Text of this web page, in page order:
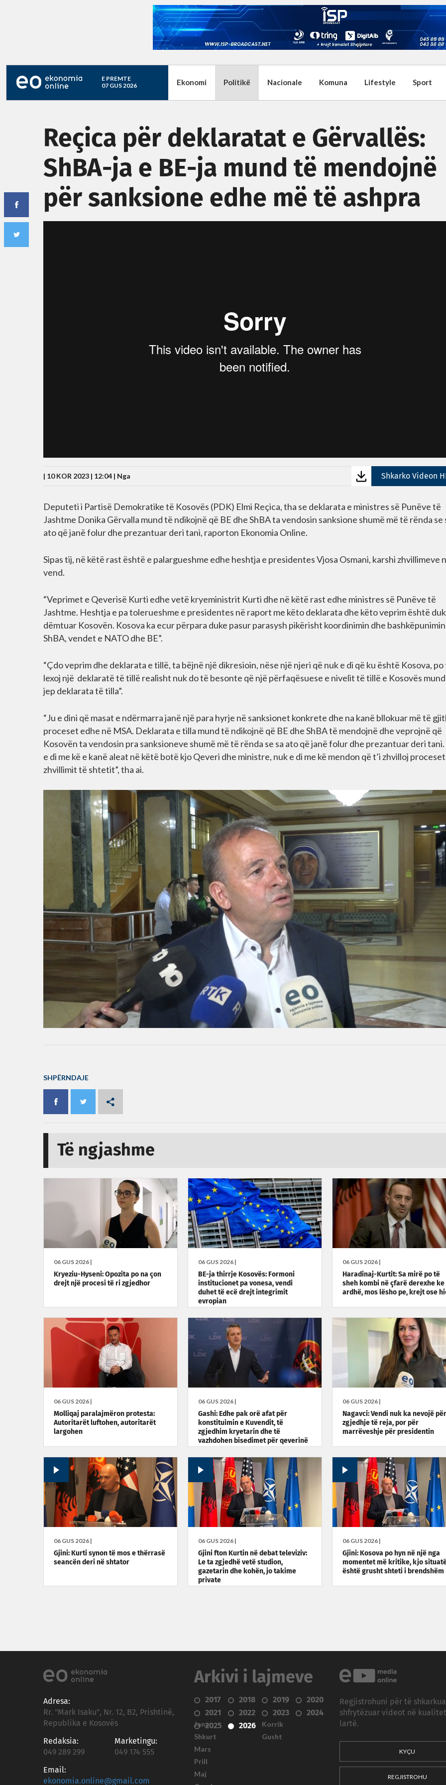
E PREMTE
07 GUS 2026
Ekonomi Politikë Nacionale Komuna Lifestyle Sport
Reçica për deklaratat e Gërvallës:
ShBA-ja e BE-ja mund të mendojnë
për sanksione edhe më të ashpra
| 10 KOR 2023 | 12:04 | Nga Shkarko Videon
Deputeti i Partisë Demokratike të Kosovës (PDK) Elmi Reçica, tha se deklarata e ministres së Punëve të
Jashtme Donika Gërvalla mund të ndikojnë që BE dhe ShBA ta vendosin sanksione shumë më të rënda se
ato që janë folur dhe prezantuar deri tani, raporton Ekonomia Online.
Sipas tij, në këtë rast është e palargueshme edhe heshtja e presidentes Vjosa Osmani, karshi zhvillimeve
vend.
“Veprimet e Qeverisë Kurti edhe vetë kryeministrit Kurti dhe në këtë rast edhe ministres së Punëve të
Jashtme. Heshtja e pa tolerueshme e presidentes në raport me këto deklarata dhe këto veprim është
dëmtuar Kosovën. Kosova ka ecur përpara duke pasur parasysh pikërisht koordinimin dhe
ShBA, vendet e NATO dhe BE”.
“Çdo veprim dhe deklarata e tillë, ta bëjnë një dikresioin, nëse një njeri që nuk e di që ku është Kosova, po
lexoj një deklaratë të tillë realisht nuk do të besonte që një përfaqësuese e nivelit të tillë e Kosovës
jep deklarata të tilla”.
“Ju e dini që masat e ndërmarra janë një para hyrje në sanksionet konkrete dhe na kanë bllokuar më të
proceset edhe në MSA. Deklarata e tilla mund të ndikojnë që BE dhe ShBA të mendojnë dhe veprojnë që
Kosovën ta vendosin pra sanksioneve shumë më të rënda se sa ato që janë folur dhe prezantuar deri
e di me kë e kanë aleat në këtë botë kjo Qeveri dhe ministre, nuk e di me kë mendon që t’i zhvilloj
zhvillimit të shtetit”, tha ai.
SHPËRNDAJE
Të ngjashme
06 GUS 2026 |
Kryeziu-Hyseni: Opozita po na çon
drejt një procesi të ri zgjedhor
06 GUS 2026 |
BE-ja thirrje Kosovës: Formoni
institucionet pa vonesa, vendi
duhet të ecë drejt integrimit
evropian
06 GUS 2026 |
Haradinaj-Kurtit: Sa mirë po të
sheh kombi në çfarë derexhe ke
ardhë, mos lësho pe, krejt ose
06 GUS 2026 |
Molliqaj paralajmëron protesta:
Autoritarët luftohen, autoritarët
largohen
06 GUS 2026 |
Gashi: Edhe pak orë afat për
konstituimin e Kuvendit, të
zgjedhim kryetarin dhe të
vazhdohen bisedimet për qeverinë
06 GUS 2026 |
Nagavci: Vendi nuk ka nevojë për
zgjedhje të reja, por për
marrëveshje për presidentin
06 GUS 2026 |
Gjini: Kurti synon të mos e thërrasë
seancën deri në shtator
06 GUS 2026 |
Gjini fton Kurtin në debat televiziv:
Le ta zgjedhë vetë studion,
gazetarin dhe kohën, jo takime
private
06 GUS 2026 |
Gjini: Kosova po hyn në një nga
momentet më kritike, kjo
është grusht shteti i brendshëm
Adresa:
Rr. "Mark Isaku", Nr. 12, B2, Prishtinë,
Republika e Kosovës
Redaksia:
049 289 299
Marketingu:
049 174 555
Email:
ekonomia.online@gmail.com
Arkivi i lajmeve
2017 2018 2019
2020
2021
2022 2023
2024
2025
2026
Janar
Shkurt
Mars
Prill
Maj
Korrik
Gusht
Regjistrohuni për të
shfrytëzuar videot në
lartë.
KYÇU
REGJISTROHU